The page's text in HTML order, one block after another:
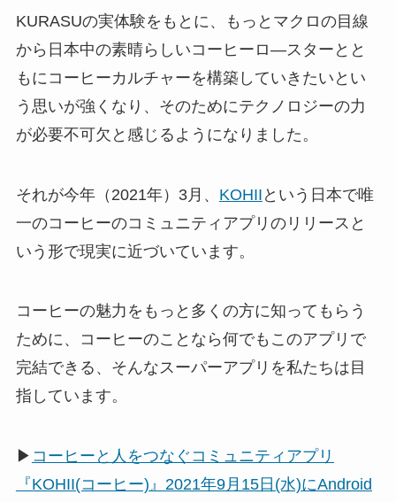
KURASUの実体験をもとに、もっとマクロの目線
から日本中の素晴らしいコーヒーロ―スターとと
もにコーヒーカルチャーを構築していきたいとい
う思いが強くなり、そのためにテクノロジーの力
が必要不可欠と感じるようになりました。
それが今年（2021年）3月、 KOHII という日本で唯
一のコーヒーのコミュニティアプリのリリースと
いう形で現実に近づいています。
コーヒーの魅力をもっと多くの方に知ってもらう
ために、コーヒーのことなら何でもこのアプリで
完結できる、そんなスーパーアプリを私たちは目
指しています。
▶ コーヒーと人をつなぐコミュニティアプリ
『KOHII(コーヒー)』2021年9月15日(水)にAndroid